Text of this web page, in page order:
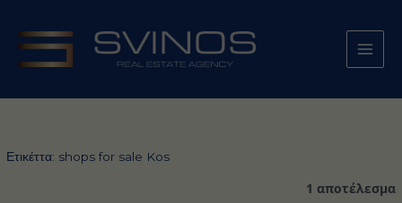
περιεχόμενο
Ετικέττα: shops for sale Kos
1 αποτέλεσμα